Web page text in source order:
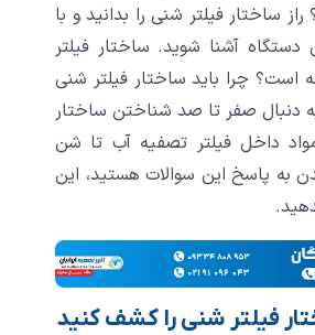
ساختار فیلتر شنی را بدانید و با
دستگاه آشنا شوید. ساختار فیلتر
است؟ چرا باید ساختار فیلتر شنی
دنبال صفر تا صد شناختن ساختار
داخل فیلتر تصفیه آب تا شن
به پاسخ این سوالات هستید، این
فیلتر شنی را کشف کنید